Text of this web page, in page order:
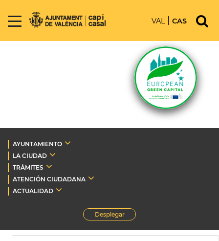
VAL CAS
AYUNTAMIENTO
LA CIUDAD
TRÁMITES
ATENCIÓN CIUDADANA
ACTUALIDAD
Desplegar